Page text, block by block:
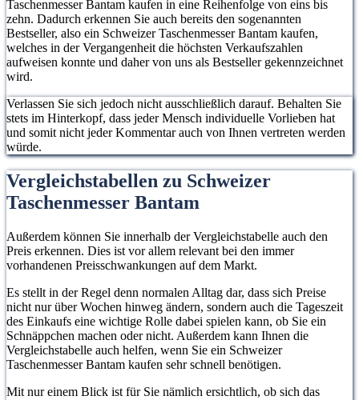
Taschenmesser Bantam kaufen in eine Reihenfolge von eins bis
zehn. Dadurch erkennen Sie auch bereits den sogenannten
Bestseller, also ein Schweizer Taschenmesser Bantam kaufen,
welches in der Vergangenheit die höchsten Verkaufszahlen
aufweisen konnte und daher von uns als Bestseller gekennzeichnet
wird.
Verlassen Sie sich jedoch nicht ausschließlich darauf. Behalten Sie
stets im Hinterkopf, dass jeder Mensch individuelle Vorlieben hat
und somit nicht jeder Kommentar auch von Ihnen vertreten werden
würde.
Vergleichstabellen zu Schweizer
Taschenmesser Bantam
Außerdem können Sie innerhalb der Vergleichstabelle auch den
Preis erkennen. Dies ist vor allem relevant bei den immer
vorhandenen Preisschwankungen auf dem Markt.
Es stellt in der Regel denn normalen Alltag dar, dass sich Preise
nicht nur über Wochen hinweg ändern, sondern auch die Tageszeit
des Einkaufs eine wichtige Rolle dabei spielen kann, ob Sie ein
Schnäppchen machen oder nicht. Außerdem kann Ihnen die
Vergleichstabelle auch helfen, wenn Sie ein Schweizer
Taschenmesser Bantam kaufen sehr schnell benötigen.
Mit nur einem Blick ist für Sie nämlich ersichtlich, ob sich das